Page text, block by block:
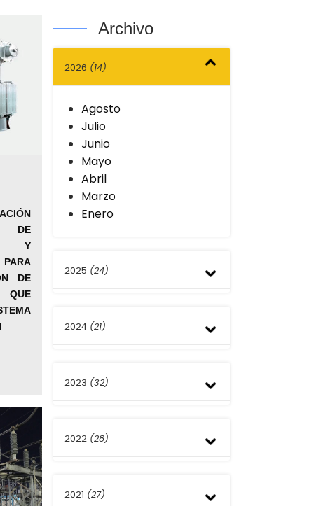
DE
Y
DE
Archivo
2026 (14)
Agosto
Julio
Junio
Mayo
Abril
Marzo
Enero
2025 (24)
Noviembre
Agosto
Mayo
Febrero
2024 (21)
Noviembre
Julio
Abril
2023 (32)
Noviembre
Agosto
2022 (28)
Noviembre
2021 (27)